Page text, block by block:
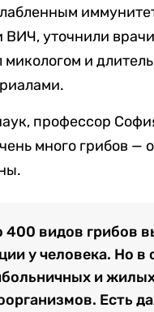
ВИЧ, уточнили
и
профессор
много грибов —
400 видов грибов
у человека. Но
и
Есть